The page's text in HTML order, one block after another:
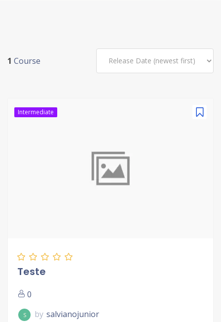
1 Course
Intermediate
Teste
0
S by salvianojunior